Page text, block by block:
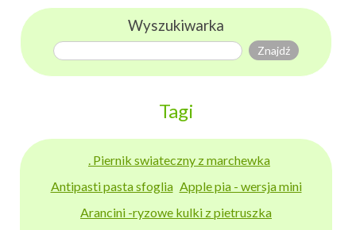
Wyszukiwarka
Tagi
. Piernik swiateczny z marchewka
Antipasti pasta sfoglia Apple pia - wersja mini
Arancini -ryzowe kulki z pietruszka